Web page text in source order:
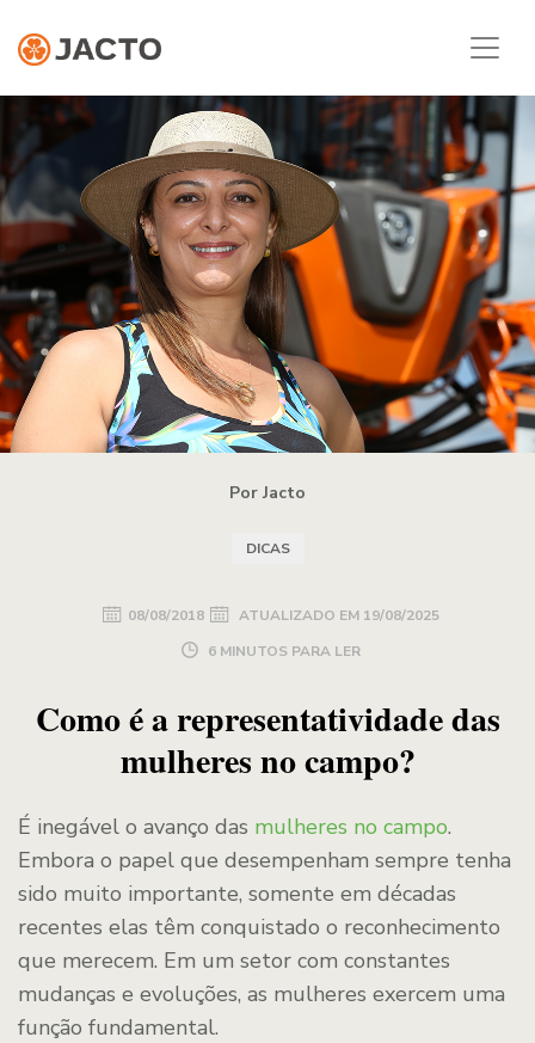
Por Jacto
DICAS
08/08/2018 ATUALIZADO EM 19/08/2025
6 MINUTOS PARA LER
Como é a representatividade das
mulheres no campo?
É inegável o avanço das mulheres no campo.
Embora o papel que desempenham sempre tenha
sido muito importante, somente em décadas
recentes elas têm conquistado o reconhecimento
que merecem. Em um setor com constantes
mudanças e evoluções, as mulheres exercem uma
função fundamental.